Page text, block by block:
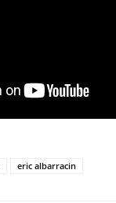
eric albarracin